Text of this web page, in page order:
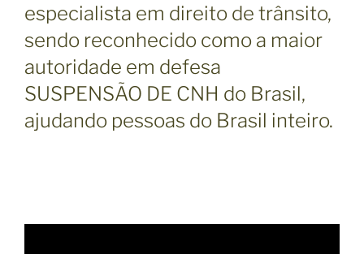
especialista em direito de trânsito,
sendo reconhecido como a maior
autoridade em defesa
SUSPENSÃO DE CNH do Brasil,
ajudando pessoas do Brasil inteiro.